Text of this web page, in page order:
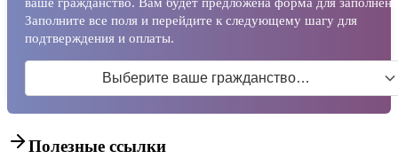
Заполните все поля и перейдите к следующему шагу для
подтверждения и оплаты.
Выберите ваше гражданство…
Полезные ссылки